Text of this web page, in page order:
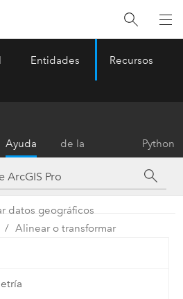
Entidades Recursos
Ayuda
de la
herramienta
Python
datos geográficos
Alinear o transformar